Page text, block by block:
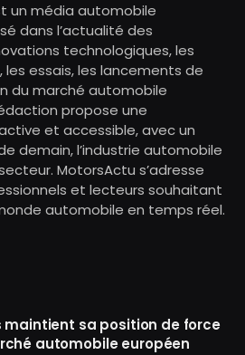
un média automobile
dans l’actualité des
technologiques, les
essais, les lancements de
du marché automobile
propose une
et accessible, avec un
demain, l’industrie automobile
MotorsActu s’adresse
et lecteurs souhaitant
automobile en temps réel.
maintient sa position de force
automobile européen